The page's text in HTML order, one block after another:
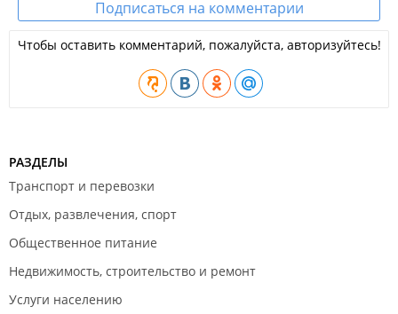
Подписаться на комментарии
Чтобы оставить комментарий, пожалуйста, авторизуйтесь!
РАЗДЕЛЫ
Транспорт и перевозки
Отдых, развлечения, спорт
Общественное питание
Недвижимость, строительство и ремонт
Услуги населению